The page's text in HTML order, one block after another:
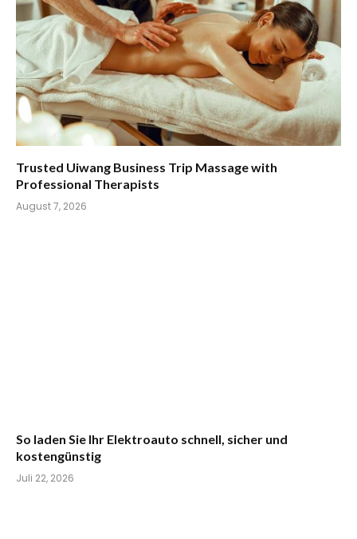
Trusted Uiwang Business Trip Massage with
Professional Therapists
August 7, 2026
So laden Sie Ihr Elektroauto schnell, sicher und
kostengünstig
Juli 22, 2026